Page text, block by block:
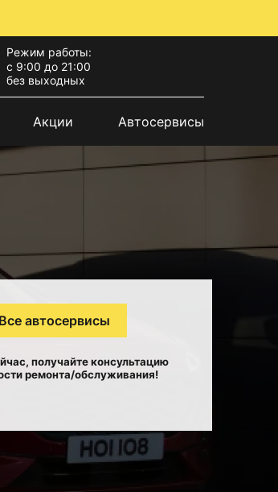
Режим работы:
с 9:00 до 21:00
без выходных
Акции Автосервисы
Все автосервисы
получайте консультацию
ремонта/обслуживания!